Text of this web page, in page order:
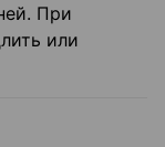
При
или